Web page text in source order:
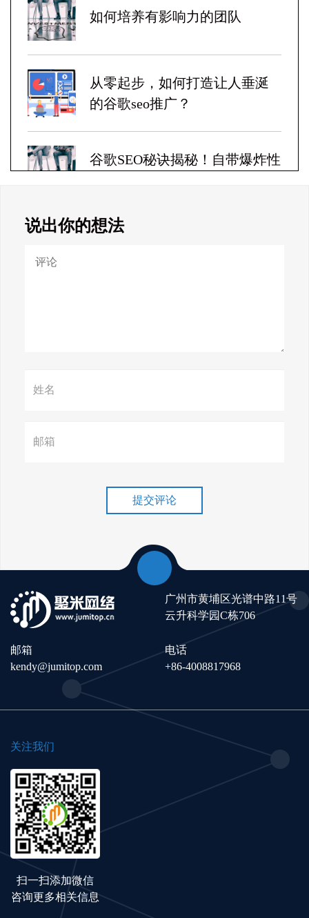
如何培养有影响力的团队
从零起步，如何打造让人垂涎
的谷歌seo推广？
谷歌SEO秘诀揭秘！自带爆炸性
Google SEO终极秘籍，一夜跻
巧介绍！
说出你的想法
提交评论
广州市黄埔区光谱中路11号
云升科学园C栋706
邮箱
kendy@jumitop.com
电话
+86-4008817968
关注我们
扫一扫添加微信
咨询更多相关信息